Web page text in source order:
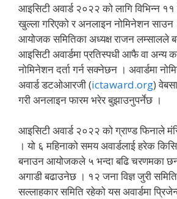
आइसिटी अवार्ड २०२२ को लागि विभिन्न
खुल्ला गरिएको र अनलाइन नोमिनेशन
आयोजक समितिका अध्यक्ष राजन लम्सालले
आइसिटी अवार्डमा प्रतिस्पधी आफै वा
नोमिनेशन दर्ता गर्न सक्नेछन । अवार्डमा
अवार्ड डटओआरजी (ictaward.org)
गरी अनलाइन फारम भरेर बुझाउनुपर्नेछ ।
आइसिटी अवार्ड २०२२ को ग्राण्ड फिनाले
। यो ६ महिनाको समय अवार्डलाई हरेक
बनाउन आयोजकले ५ भन्दा बढि चरणमका
अगाडी बढाउनेछ । १२ जना विज्ञ जुरी
सल्लाहकार समिति रहेको यस अवार्डमा